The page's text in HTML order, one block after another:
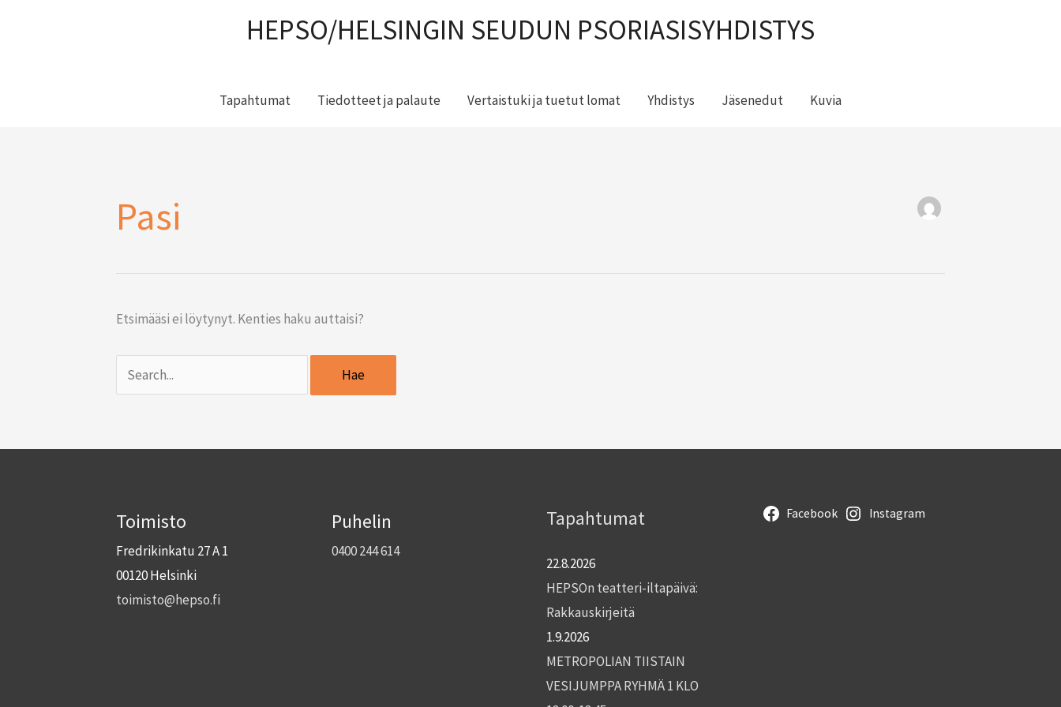
HEPSO/HELSINGIN SEUDUN PSORIASISYHDISTYS
Tapahtumat Tiedotteet ja palaute Vertaistuki ja tuetut lomat Yhdistys Jäsenedut Kuvia
Pasi
Etsimääsi ei löytynyt. Kenties haku auttaisi?
for:
Toimisto
Fredrikinkatu 27 A 1
00120 Helsinki
toimisto@hepso.fi
Puhelin
0400 244 614
Tapahtumat
22.8.2026
HEPSOn teatteri-iltapäivä:
Rakkauskirjeitä
1.9.2026
METROPOLIAN TIISTAIN
VESIJUMPPA RYHMÄ 1 KLO
Facebook Instagram